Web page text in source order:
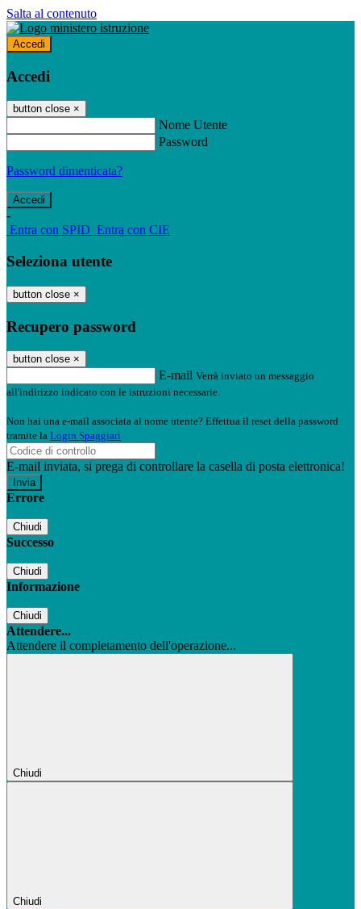
Salta al contenuto
Accedi
Accedi
button close ×
Nome Utente
Password
Password dimenticata?
-
Entra con SPID Entra con CIE
Seleziona utente
button close ×
Recupero password
button close ×
E-mail Verrà inviato un messaggio
all'indirizzo indicato con le istruzioni necessarie.
Non hai una e-mail associata al nome utente? Effettua il reset della password
tramite la Login Spaggiari
E-mail inviata, si prega di controllare la casella di posta elettronica!
Errore
Chiudi
Successo
Chiudi
Informazione
Chiudi
Attendere...
Attendere il completamento dell'operazione...
Chiudi
Chiudi